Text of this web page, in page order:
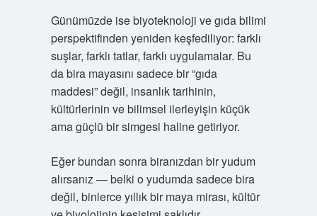
Günümüzde ise biyoteknoloji ve gıda bilimi
perspektifinden yeniden keşfediliyor: farklı
suşlar, farklı tatlar, farklı uygulamalar. Bu
da bira mayasını sadece bir “gıda
maddesi” değil, insanlık tarihinin,
kültürlerinin ve bilimsel ilerleyişin küçük
ama güçlü bir simgesi haline getiriyor.
Eğer bundan sonra biranızdan bir yudum
alırsanız — belki o yudumda sadece bira
değil, binlerce yıllık bir maya mirası, kültür